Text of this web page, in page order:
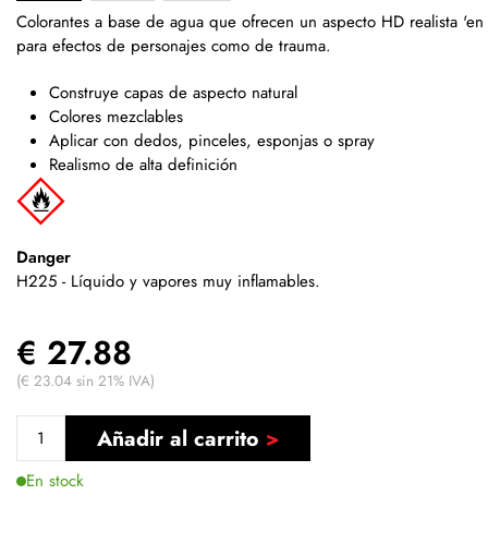
Colorantes a base de agua que ofrecen un aspecto HD realista
para efectos de personajes como de trauma.
Construye capas de aspecto natural
Colores mezclables
Aplicar con dedos, pinceles, esponjas o spray
Realismo de alta definición
Danger
H225 - Líquido y vapores muy inflamables.
€ 27.88
(€ 23.04 sin 21% IVA)
Añadir al carrito
En stock